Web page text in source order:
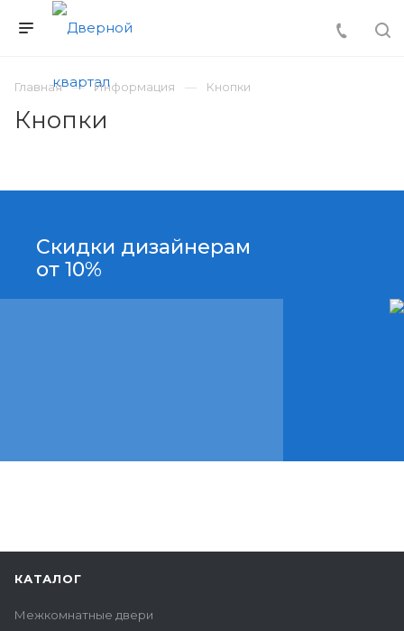
Главная Информация Кнопки
Кнопки
Скидки дизайнерам
от 10%
КАТАЛОГ
Межкомнатные двери